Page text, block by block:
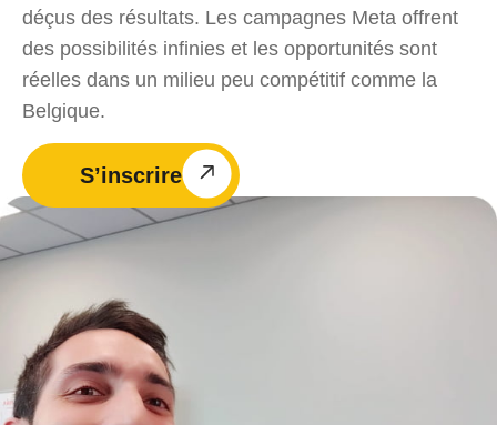
déçus des résultats. Les campagnes Meta offrent
des possibilités infinies et les opportunités sont
réelles dans un milieu peu compétitif comme la
Belgique.
S’inscrire